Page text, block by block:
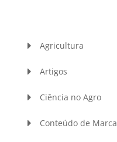
Agricultura
Artigos
Ciência no Agro
Conteúdo de Marca